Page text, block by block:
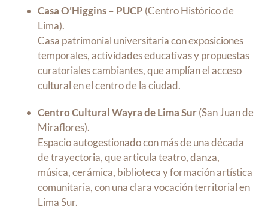
Casa O’Higgins – PUCP (Centro Histórico de
Lima).
Casa patrimonial universitaria con exposiciones
temporales, actividades educativas y propuestas
curatoriales cambiantes, que amplían el acceso
cultural en el centro de la ciudad.
Centro Cultural Wayra de Lima Sur(San Juan de
Miraflores).
Espacio autogestionado con más de una década
de trayectoria, que articula teatro, danza,
música, cerámica, biblioteca y formación artística
comunitaria, con una clara vocación territorial en
Lima Sur.